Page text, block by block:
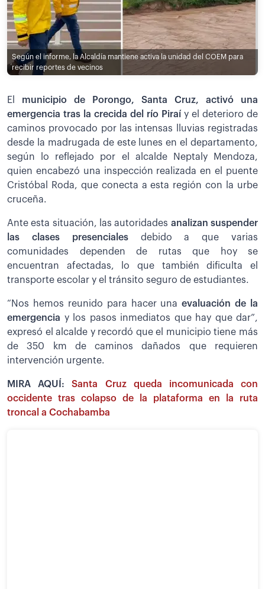
Según el informe, la Alcaldía mantiene activa la unidad del COEM para
recibir reportes de vecinos
El municipio de Porongo, Santa Cruz, activó una
emergencia tras la crecida del río Piraí y el deterioro de
caminos provocado por las intensas lluvias registradas
desde la madrugada de este lunes en el departamento,
según lo reflejado por el alcalde Neptaly Mendoza,
quien encabezó una inspección realizada en el puente
Cristóbal Roda, que conecta a esta región con la urbe
cruceña.
Ante esta situación, las autoridades analizan suspender
las clases presenciales debido a que varias
comunidades dependen de rutas que hoy se
encuentran afectadas, lo que también dificulta el
transporte escolar y el tránsito seguro de estudiantes.
“Nos hemos reunido para hacer unaevaluación de la
emergencia y los pasos inmediatos que hay que dar”,
expresó el alcalde y recordó que el municipio tiene más
de 350 km de caminos dañados que requieren
intervención urgente.
MIRA AQUÍ:Santa Cruz queda incomunicada con
occidente tras colapso de la plataforma en la ruta
troncal a Cochabamba